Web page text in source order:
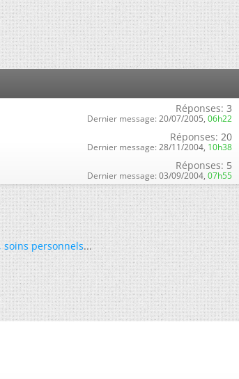
Réponses: 3
Dernier message: 20/07/2005, 06h22
Réponses: 20
Dernier message: 28/11/2004, 10h38
Réponses: 5
Dernier message: 03/09/2004, 07h55
,soins personnels...